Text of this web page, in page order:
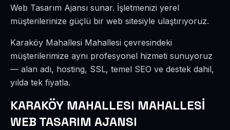
Web Tasarım Ajansı sunar. İşletmenizi yerel
müşterilerinize güçlü bir web sitesiyle ulaştırıyoruz.
Karaköy Mahallesi Mahallesi çevresindeki
müşterilerimize aynı profesyonel hizmeti sunuyoruz
— alan adı, hosting, SSL, temel SEO ve destek dahil,
yılda tek fiyatla.
KARAKÖY MAHALLESI MAHALLESİ
WEB TASARIM AJANSI